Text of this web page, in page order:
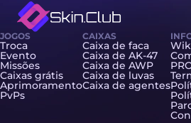
JOGOS
Troca
Evento
Missões
Caixas grátis
Aprimoramento
PvPs
CAIXAS
Caixa de faca
Caixa de AK-47
Caixa de AWP
Caixa de luvas
Caixa de agentes